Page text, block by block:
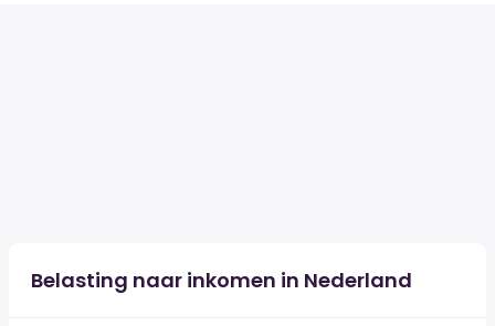
Belasting naar inkomen in Nederland